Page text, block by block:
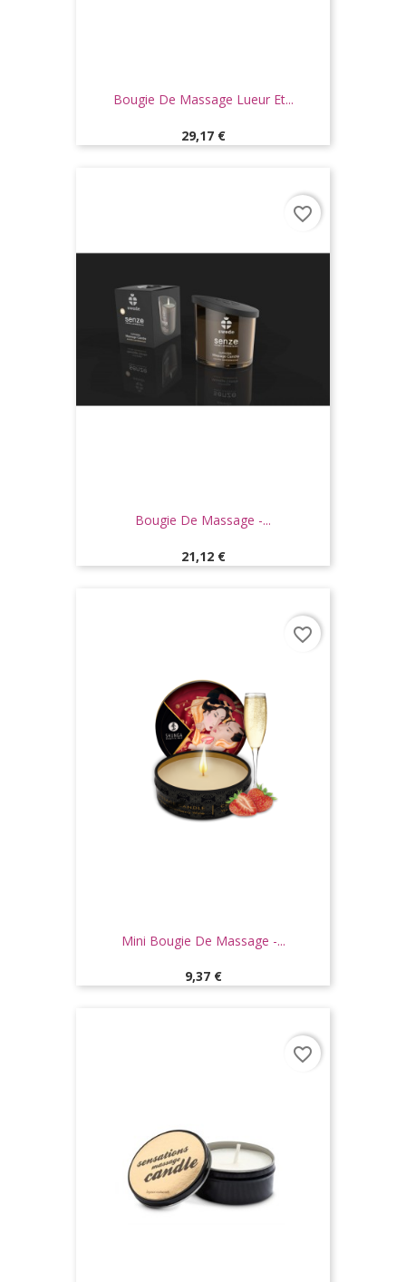
Bougie De Massage Lueur Et...
Prix
29,17 €
Bougie De Massage -...
Prix
21,12 €
favorite_border
Mini Bougie De Massage -...
Prix
9,37 €
favorite_border
favorite_border